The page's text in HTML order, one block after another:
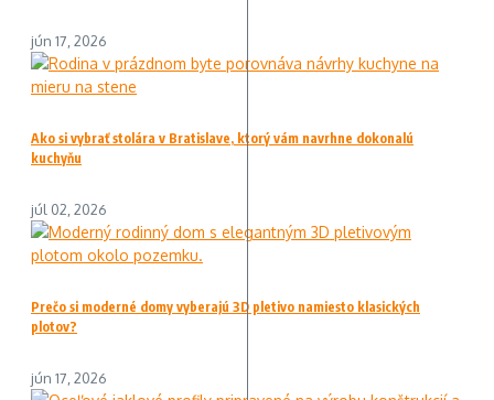
jún 17, 2026
Ako si vybrať stolára v Bratislave, ktorý vám navrhne dokonalú
kuchyňu
júl 02, 2026
Prečo si moderné domy vyberajú 3D pletivo namiesto klasických
plotov?
jún 17, 2026